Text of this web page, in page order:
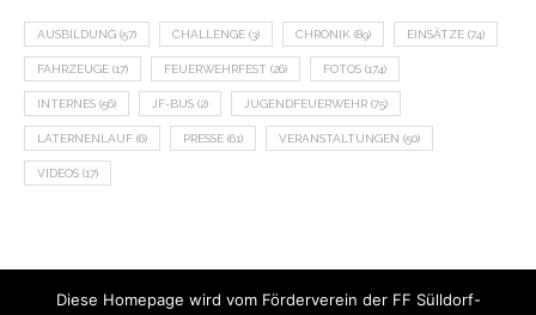
AUSBILDUNG (57) CHALLENGE (3) CHRONIK (89) EINSÄTZE (74)
FAHRZEUGE (17) FEUERWEHRFEST (26) FOTOS (174)
INTERNES (56) JF-BUS (2) JUGENDFEUERWEHR (75)
LATERNENLAUF (6) PRESSE (61) VERANSTALTUNGEN (50)
VIDEOS (17)
Diese Homepage wird vom Förderverein der FF Sülldorf-